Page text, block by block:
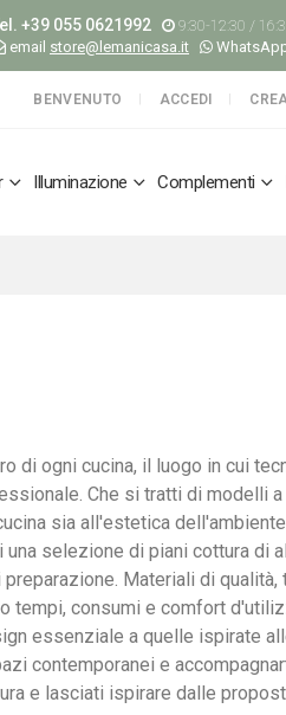
+39 055 0621992
9:30-12:30 /
email store@lemanicasa.it
BENVENUTO ACCEDI
Illuminazione Complementi
di ogni cucina, il luogo in cui
Che si tratti di modelli
sia all'estetica
selezione di piani cottura di
Materiali di
tempi, consumi e comfort
essenziale a quelle ispirate
contemporanei e
e lasciati ispirare dalle
Nardi poltrona Folio Rocking
246,00